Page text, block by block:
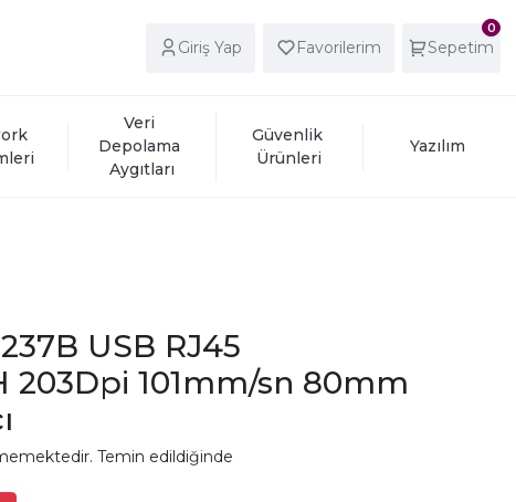
Giriş Yap Favorilerim
0
Sepetim
Veri
Depolama
Aygıtları
Güvenlik
Ürünleri
Yazılım
USB RJ45
203Dpi 101mm/sn 80mm
Temin edildiğinde